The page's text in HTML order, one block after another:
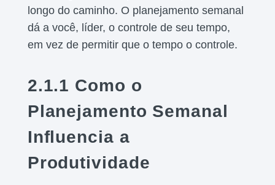
longo do caminho. O planejamento semanal
dá a você, líder, o controle de seu tempo,
em vez de permitir que o tempo o controle.
2.1.1 Como o
Planejamento Semanal
Influencia a
Produtividade